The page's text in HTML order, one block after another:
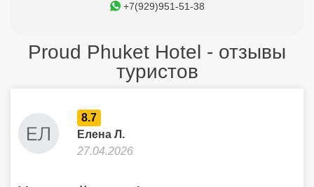
+7(929)951-51-38
Proud Phuket Hotel - отзывы
туристов
8.7
Елена Л.
27.04.2026